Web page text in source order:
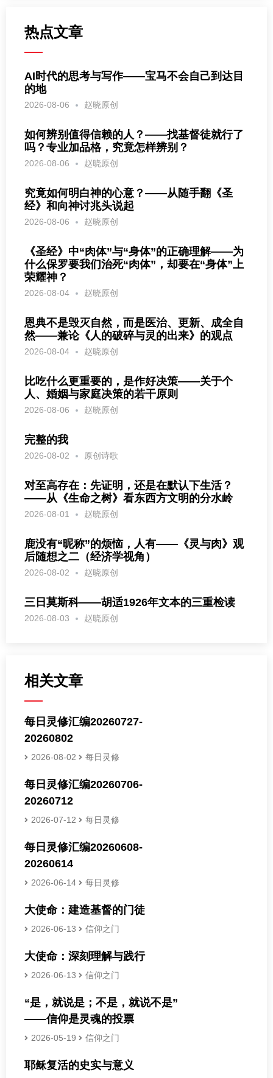
热点文章
AI时代的思考与写作——宝马不会自己到达目
的地
2026-08-06 赵晓原创
如何辨别值得信赖的人？——找基督徒就行了
吗？专业加品格，究竟怎样辨别？
2026-08-06 赵晓原创
究竟如何明白神的心意？——从随手翻《圣
经》和向神讨兆头说起
2026-08-06 赵晓原创
《圣经》中“肉体”与“身体”的正确理解——为
什么保罗要我们治死“肉体”，却要在“身体”上
荣耀神？
2026-08-04 赵晓原创
恩典不是毁灭自然，而是医治、更新、成全自
然——兼论《人的破碎与灵的出来》的观点
2026-08-04 赵晓原创
比吃什么更重要的，是作好决策——关于个
人、婚姻与家庭决策的若干原则
2026-08-06 赵晓原创
完整的我
2026-08-02 原创诗歌
对至高存在：先证明，还是在默认下生活？
——从《生命之树》看东西方文明的分水岭
2026-08-01 赵晓原创
鹿没有“昵称”的烦恼，人有——《灵与肉》观
后随想之二（经济学视角）
2026-08-02 赵晓原创
三日莫斯科——胡适1926年文本的三重检读
2026-08-03 赵晓原创
相关文章
每日灵修汇编20260727-
20260802
2026-08-02 每日灵修
每日灵修汇编20260706-
20260712
2026-07-12 每日灵修
每日灵修汇编20260608-
20260614
2026-06-14 每日灵修
大使命：建造基督的门徒
2026-06-13 信仰之门
大使命：深刻理解与践行
2026-06-13 信仰之门
“是，就说是；不是，就说不是”
——信仰是灵魂的投票
2026-05-19 信仰之门
耶稣复活的史实与意义